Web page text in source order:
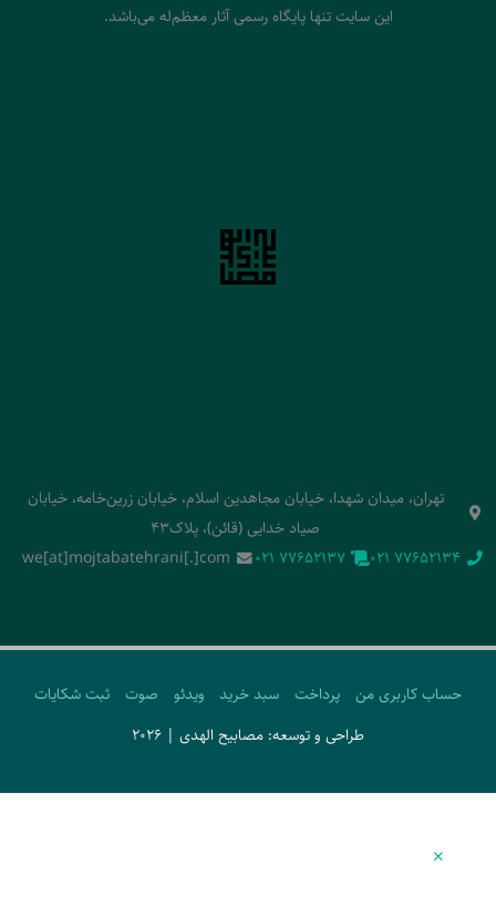
این سایت تنها پایگاه رسمی آثار معظم‌له می‌باشد.
تهران، میدان شهدا، خیابان مجاهدین اسلام، خیابان زرین‌خامه، خیابان
صیاد خدایی (قائن)، پلاک43
‭021 77652134‬
‭021 77652137‬
we[at]mojtabatehrani[.]com
حساب کاربری من پرداخت سبد خرید ویدئو صوت
ثبت شکایات
طراحی و توسعه: مصابیح الهدی | 2026